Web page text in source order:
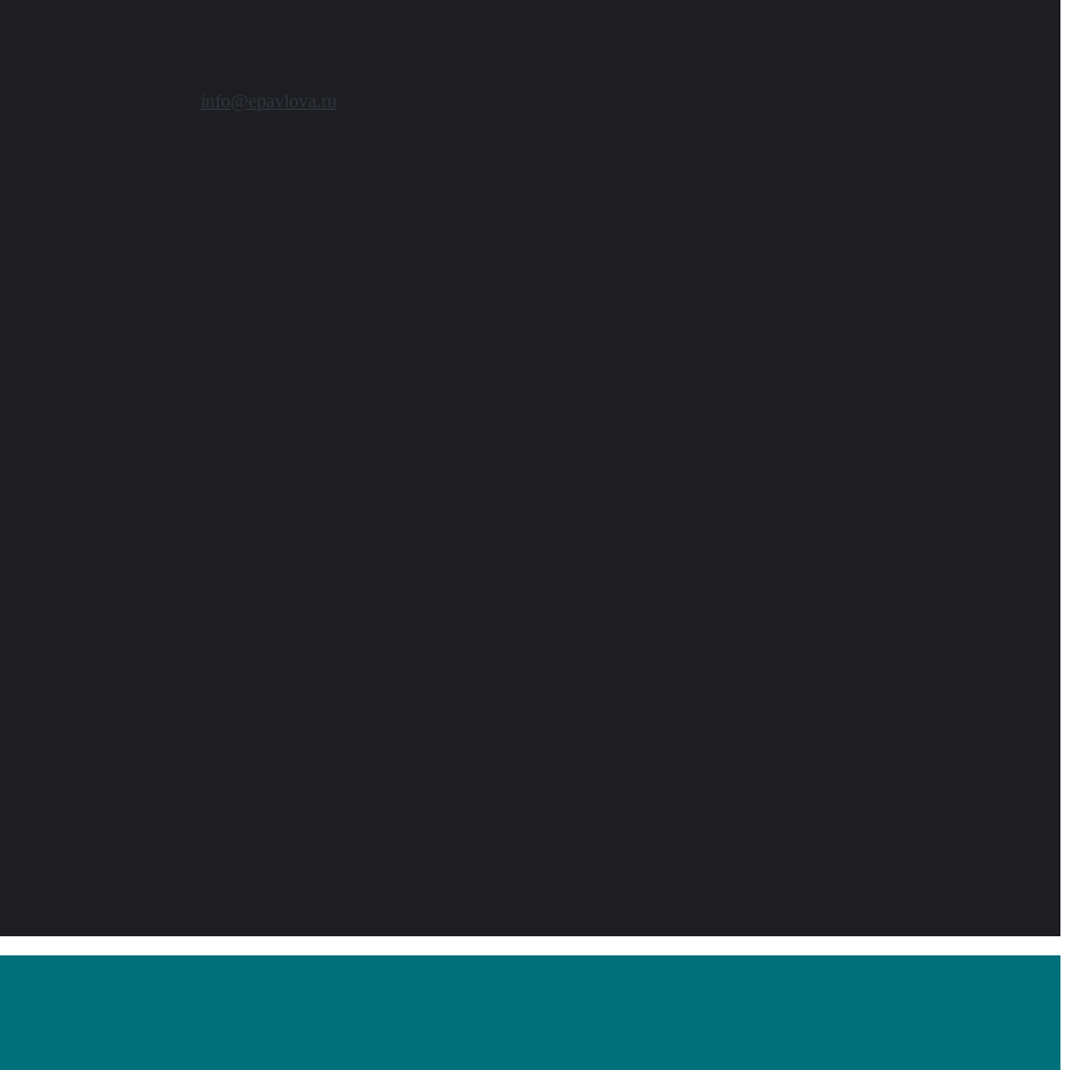
info@epavlova.ru